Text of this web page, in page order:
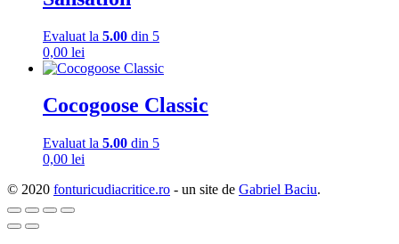
Evaluat la 5.00 din 5
0,00 lei
Cocogoose Classic
Evaluat la 5.00 din 5
0,00 lei
© 2020 fonturicudiacritice.ro - un site de Gabriel Baciu.